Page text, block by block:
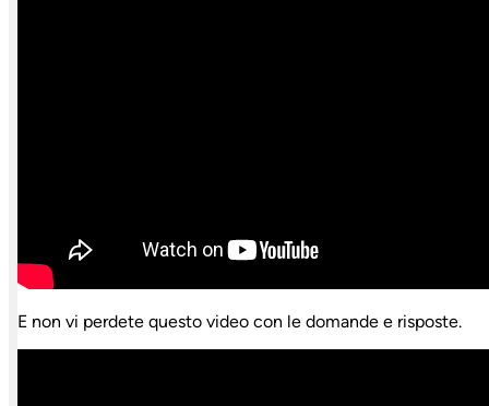
E non vi perdete questo video con le domande e risposte.